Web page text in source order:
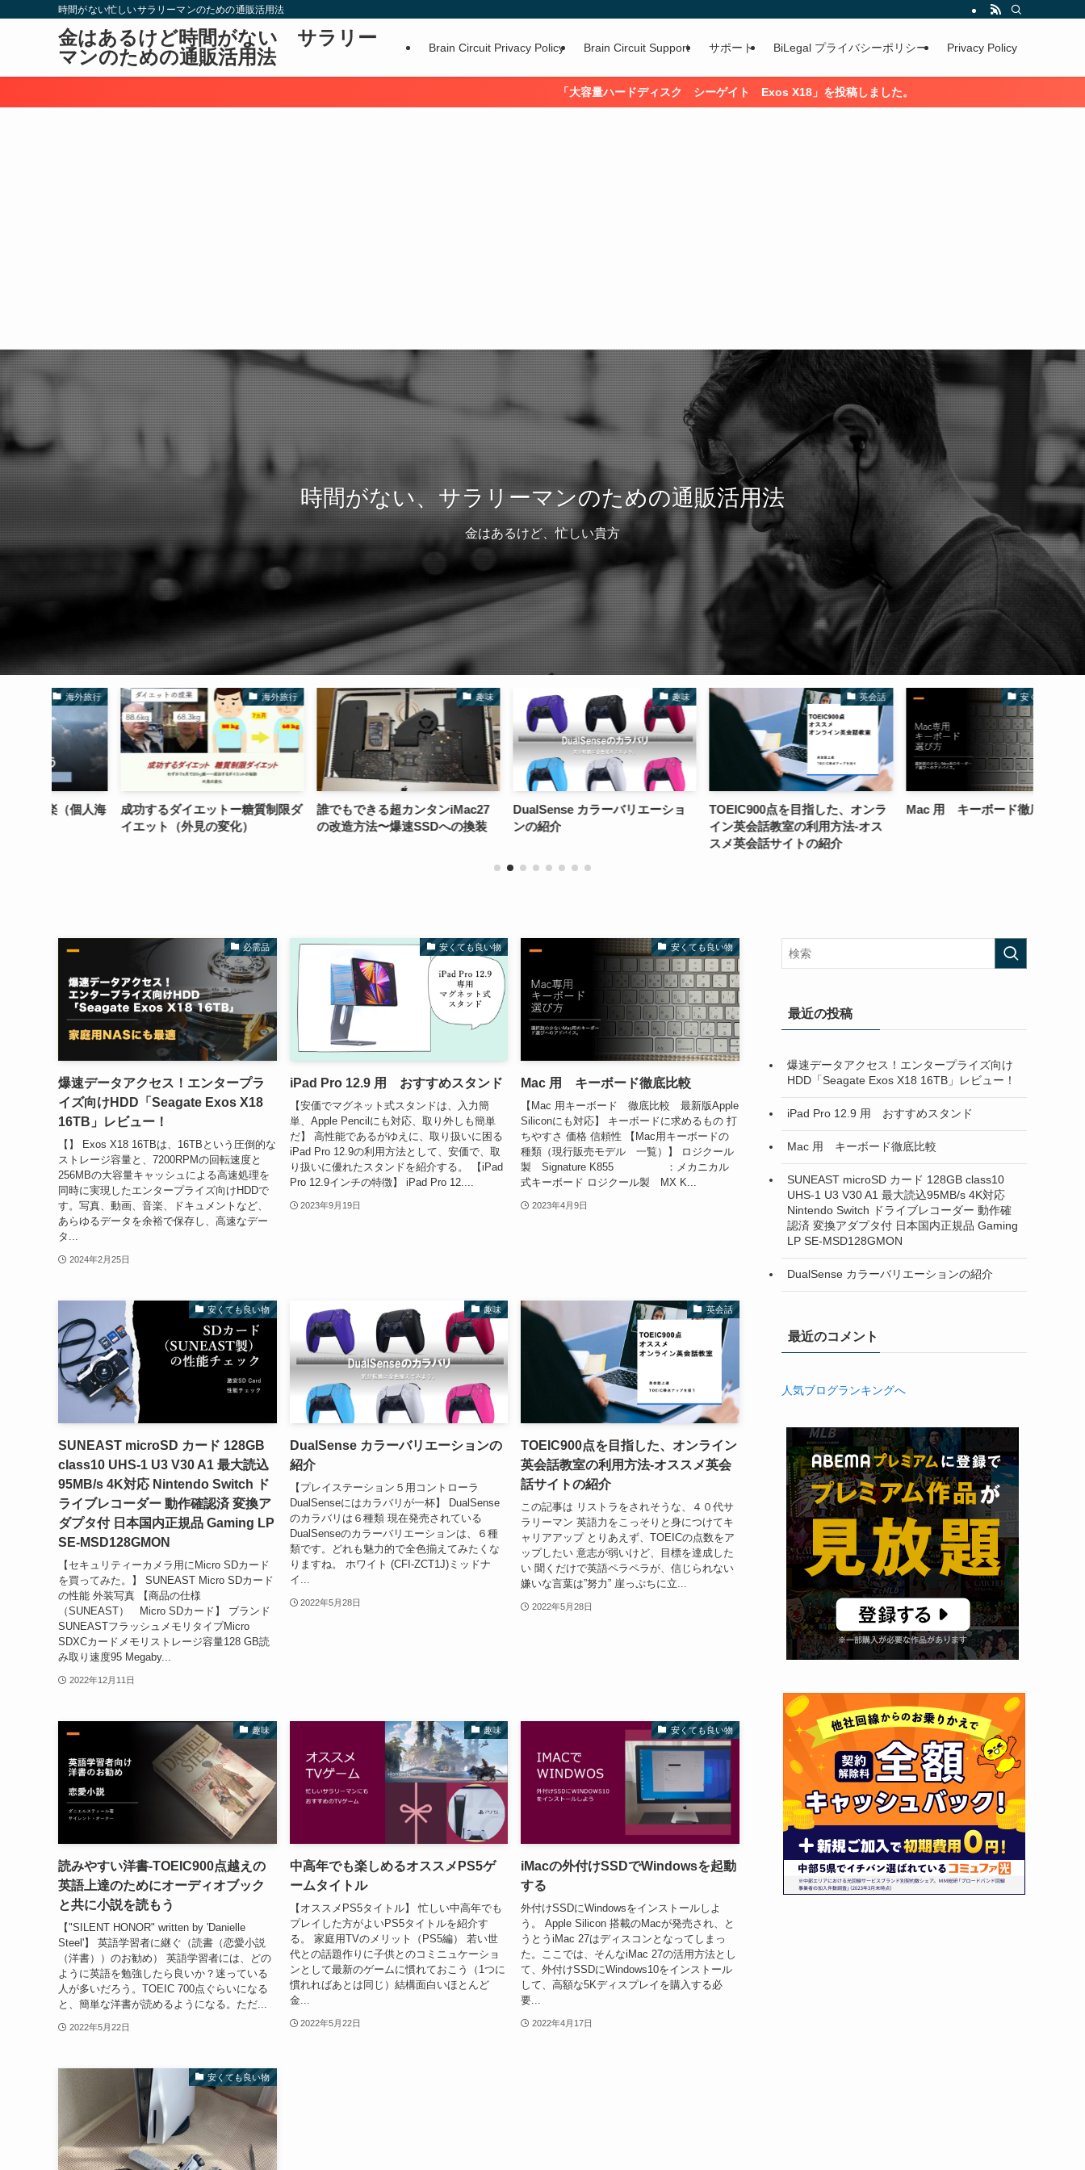
時間がない忙しいサラリーマンのための通販活用法
金はあるけど時間がない サラリー
マンのための通販活用法
Brain Circuit Privacy Policy Brain Circuit Support サポート BiLegal プライバシーポリシー Privacy Policy
「大容量ハードディスク シーゲイト Exos X18」を投稿しました。
時間がない、サラリーマンのための通販活用法
金はあるけど、忙しい貴方
海外旅行
成功するダイエットー糖質制限ダ
イエット（外見の変化）
趣味
誰でもできる超カンタンiMac27
の改造方法〜爆速SSDへの換装
趣味
DualSense カラーバリエーショ
ンの紹介
英会話
TOEIC900点を目指した、オンラ
イン英会話教室の利用方法-オス
スメ英会話サイトの紹介
安くても良い物
Mac 用 キーボード徹底比較
必需品
爆速データアクセス！エンタープラ
イズ向けHDD「Seagate Exos X18
16TB」レビュー！
【】 Exos X18 16TBは、16TBという圧倒的な
ストレージ容量と、7200RPMの回転速度と
256MBの大容量キャッシュによる高速処理を
同時に実現したエンタープライズ向けHDDで
す。写真、動画、音楽、ドキュメントなど、
あらゆるデータを余裕で保存し、高速なデー
タ...
2024年2月25日
安くても良い物
iPad Pro 12.9 用 おすすめスタンド
【安価でマグネット式スタンドは、入力簡
単、Apple Pencilにも対応、取り外しも簡単
だ】 高性能であるがゆえに、取り扱いに困る
iPad Pro 12.9の利用方法として、安価で、取
り扱いに優れたスタンドを紹介する。 【iPad
Pro 12.9インチの特徴】 iPad Pro 12....
2023年9月19日
安くても良い物
Mac 用 キーボード徹底比較
【Mac 用キーボード 徹底比較 最新版Apple
Siliconにも対応】 キーボードに求めるもの 打
ちやすさ 価格 信頼性 【Mac用キーボードの
種類（現行販売モデル 一覧）】 ロジクール
製 Signature K855 ：メカニカル
式キーボード ロジクール製 MX K...
2023年4月9日
安くても良い物
SUNEAST microSD カード 128GB
class10 UHS-1 U3 V30 A1 最大読込
95MB/s 4K対応 Nintendo Switch ド
ライブレコーダー 動作確認済 変換ア
ダプタ付 日本国内正規品 Gaming LP
SE-MSD128GMON
【セキュリティーカメラ用にMicro SDカード
を買ってみた。】 SUNEAST Micro SDカード
の性能 外装写真 【商品の仕様
（SUNEAST） Micro SDカード】 ブランド
SUNEASTフラッシュメモリタイプMicro
SDXCカードメモリストレージ容量128 GB読
み取り速度95 Megaby...
2022年12月11日
趣味
DualSense カラーバリエーションの
紹介
【プレイステーション５用コントローラ
DualSenseにはカラバリが一杯】 DualSense
のカラバリは６種類 現在発売されている
DualSenseのカラーバリエーションは、６種
類です。どれも魅力的で全色揃えてみたくな
りますね。 ホワイト (CFI-ZCT1J)ミッドナ
イ...
2022年5月28日
英会話
TOEIC900点を目指した、オンライン
英会話教室の利用方法-オススメ英会
話サイトの紹介
この記事は リストラをされそうな、４０代サ
ラリーマン 英語力をこっそりと身につけてキ
ャリアアップ とりあえず、TOEICの点数をア
ップしたい 意志が弱いけど、目標を達成した
い 聞くだけで英語ペラペラが、信じられない
嫌いな言葉は”努力” 崖っぷちに立...
2022年5月28日
趣味
読みやすい洋書-TOEIC900点越えの
英語上達のためにオーディオブック
と共に小説を読もう
【"SILENT HONOR" written by 'Danielle
Steel'】 英語学習者に継ぐ（読書（恋愛小説
（洋書））のお勧め） 英語学習者には、どの
ように英語を勉強したら良いか？迷っている
人が多いだろう。TOEIC 700点ぐらいになる
と、簡単な洋書が読めるようになる。ただ...
2022年5月22日
趣味
中高年でも楽しめるオススメPS5ゲ
ームタイトル
【オススメPS5タイトル】 忙しい中高年でも
プレイした方がよいPS5タイトルを紹介す
る。 家庭用TVのメリット（PS5編） 若い世
代との話題作りに子供とのコミニュケーショ
ンとして最新のゲームに慣れておこう（1つに
慣れればあとは同じ）結構面白いほとんど
金...
2022年5月22日
安くても良い物
iMacの外付けSSDでWindowsを起動
する
外付けSSDにWindowsをインストールしよ
う。 Apple Silicon 搭載のMacが発売され、と
うとうiMac 27はディスコンとなってしまっ
た。ここでは、そんなiMac 27の活用方法とし
て、外付けSSDにWindows10をインストール
して、高額な5Kディスプレイを購入する必
要...
2022年4月17日
安くても良い物
最近の投稿
爆速データアクセス！エンタープライズ向け
HDD「Seagate Exos X18 16TB」レビュー！
iPad Pro 12.9 用 おすすめスタンド
Mac 用 キーボード徹底比較
SUNEAST microSD カード 128GB class10
UHS-1 U3 V30 A1 最大読込95MB/s 4K対応
Nintendo Switch ドライブレコーダー 動作確
認済 変換アダプタ付 日本国内正規品 Gaming
LP SE-MSD128GMON
DualSense カラーバリエーションの紹介
最近のコメント
人気ブログランキングへ